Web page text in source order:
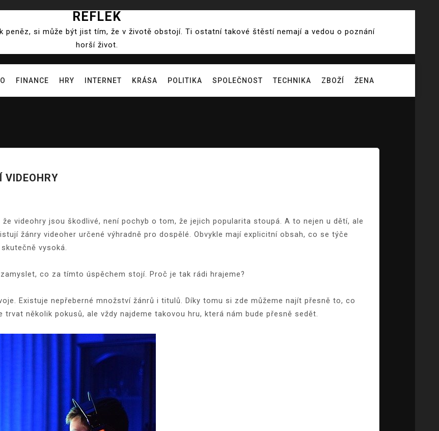
REFLEK
peněz, si může být jist tím, že v životě obstojí. Ti ostatní takové štěstí nemají a vedou o poznání
horší život.
FINANCE HRY INTERNET KRÁSA POLITIKA SPOLEČNOST TECHNIKA ZBOŽÍ ŽENA
VIDEOHRY
videohry jsou škodlivé, není pochyb o tom, že jejich popularita stoupá. A to nejen u dětí, ale
žánry videoher určené výhradně pro dospělé. Obvykle mají explicitní obsah, co se týče
vysoká.
co za tímto úspěchem stojí. Proč je tak rádi hrajeme?
Existuje nepřeberné množství žánrů i titulů. Díky tomu si zde můžeme najít přesně to, co
několik pokusů, ale vždy najdeme takovou hru, která nám bude přesně sedět.